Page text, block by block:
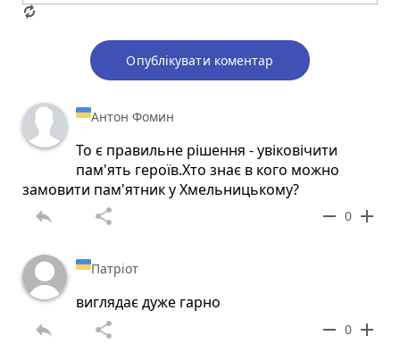
Опублікувати коментар
Антон Фомин
То є правильне рішення - увіковічити
пам'ять героїв.Хто знає в кого можно
замовити пам'ятник у Хмельницькому?
reply share remove 0 add
Патріот
виглядає дуже гарно
reply share remove 0 add